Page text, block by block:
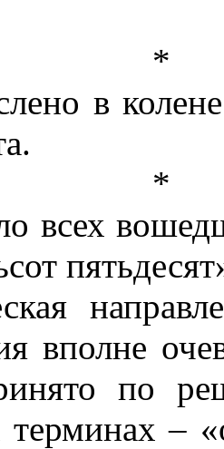
*
в
*
всех
вполне
по
терминах –